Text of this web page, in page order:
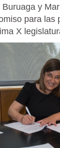
y
para las
X